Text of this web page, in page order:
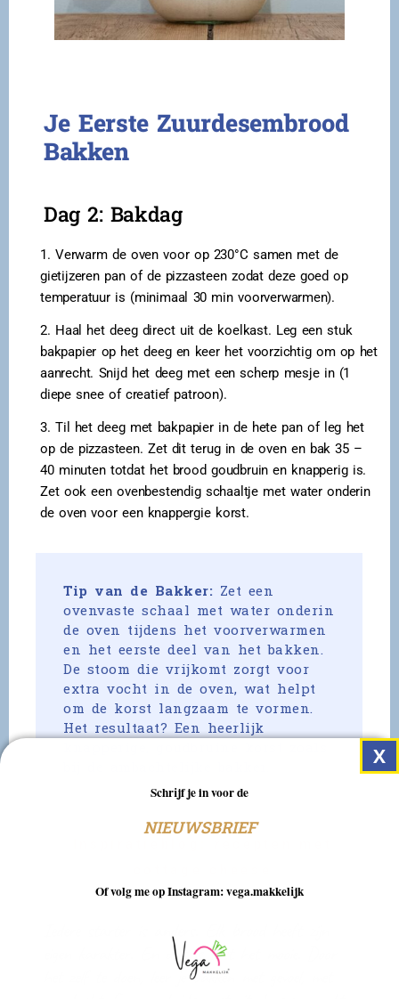
Je Eerste Zuurdesembrood
Bakken
Dag 2: Bakdag
1. Verwarm de oven voor op 230°C samen met de
gietijzeren pan of de pizzasteen zodat deze goed op
temperatuur is (minimaal 30 min voorverwarmen).
2. Haal het deeg direct uit de koelkast. Leg een stuk
bakpapier op het deeg en keer het voorzichtig om op het
aanrecht. Snijd het deeg met een scherp mesje in (1
diepe snee of creatief patroon).
3. Til het deeg met bakpapier in de hete pan of leg het
op de pizzasteen. Zet dit terug in de oven en bak 35 –
40 minuten totdat het brood goudbruin en knapperig is.
Zet ook een ovenbestendig schaaltje met water onderin
de oven voor een knappergie korst.
Tip van de Bakker: Zet een
ovenvaste schaal met water onderin
de oven tijdens het voorverwarmen
en het eerste deel van het bakken.
De stoom die vrijkomt zorgt voor
extra vocht in de oven, wat helpt
om de korst langzaam te vormen.
Het resultaat? Een heerlijk
Iedere starter is anders. Elk brood heeft zijn
eigen karakter. En dat is juist het mooie. Door
het zelf te doen, leer je bakken met gevoel, met
Schrijf je in voor de
NIEUWSBRIEF
Of volg me op Instagram: vega.makkelijk